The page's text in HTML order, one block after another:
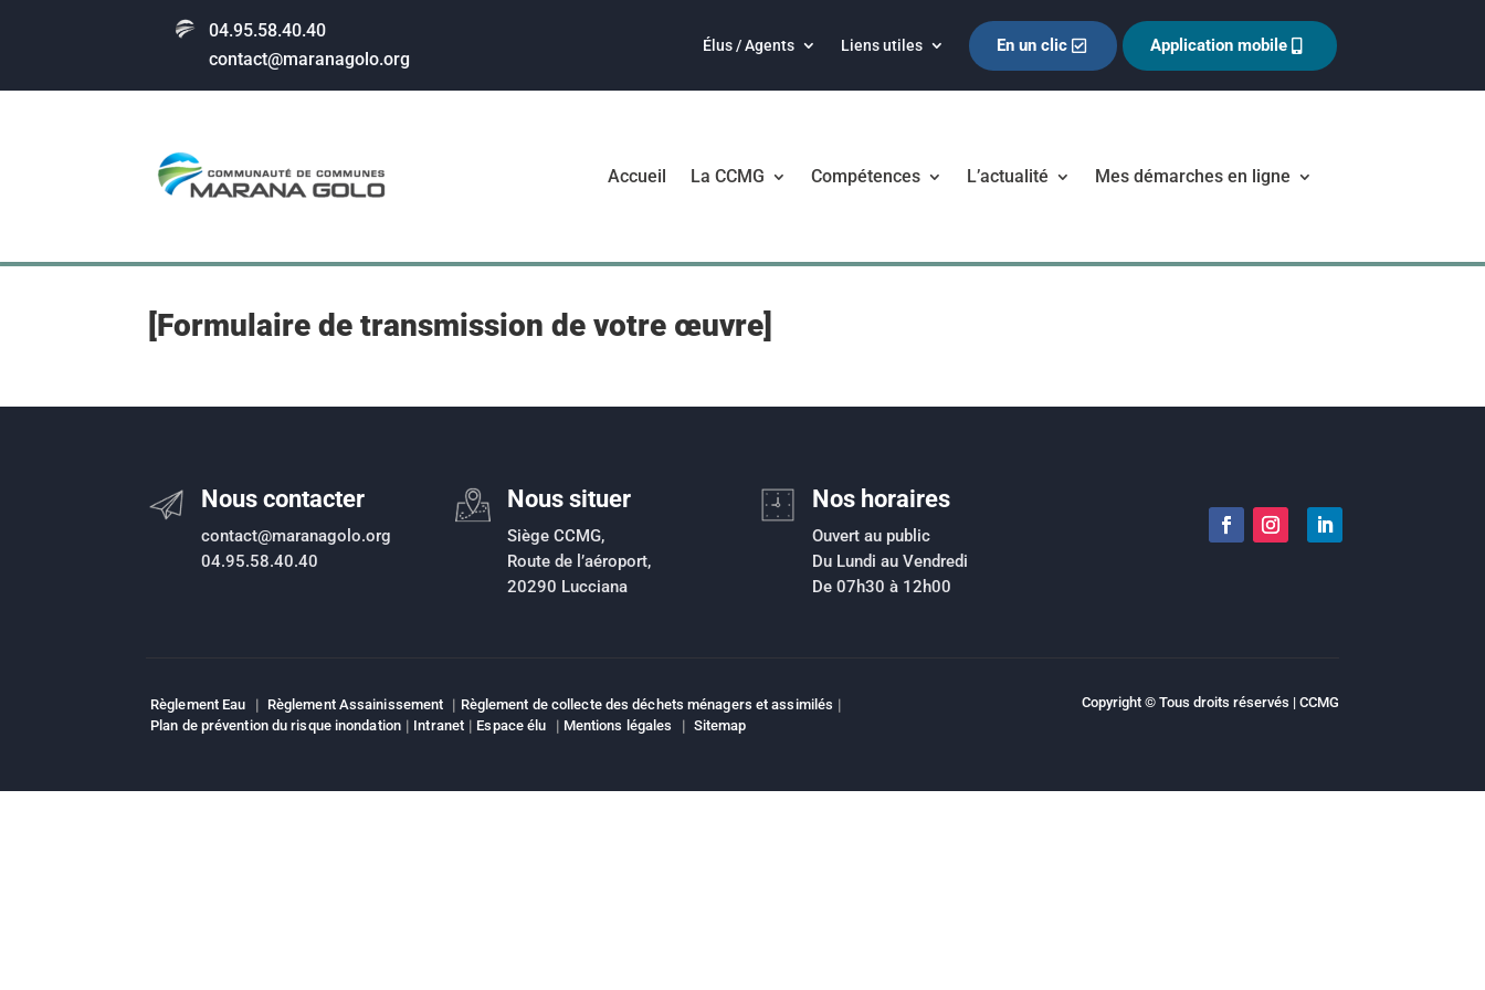
04.95.58.40.40
contact@maranagolo.org
Élus / Agents Liens utiles En un clic Application mobile
Accueil La CCMG Compétences L’actualité Mes démarches en ligne
[Formulaire de transmission de votre œuvre]
Nous contacter
contact@maranagolo.org
04.95.58.40.40
Nous situer
Siège CCMG,
Route de l’aéroport,
20290 Lucciana
Nos horaires
Ouvert au public
Du Lundi au Vendredi
De 07h30 à 12h00
Règlement Eau | Règlement Assainissement | Règlement de collecte des déchets ménagers et assimilés |
Plan de prévention du risque inondation| Intranet | Espace élu | Mentions légales | Sitemap
Copyright © Tous droits réservés | CCMG